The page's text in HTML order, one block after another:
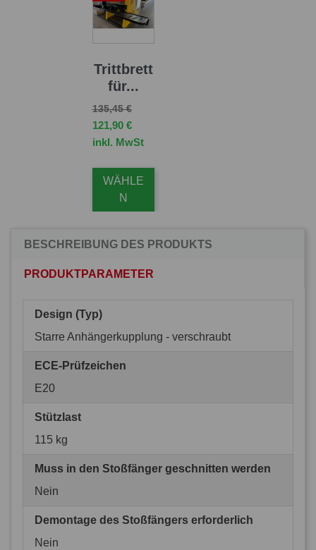
Trittbrett
für...
Verkaufspreis
135,45 €Preis
121,90 €
inkl. MwSt
WÄHLE
N
BESCHREIBUNG DES PRODUKTS
PRODUKTPARAMETER
Design (Typ)
Starre Anhängerkupplung - verschraubt
ECE-Prüfzeichen
E20
Stützlast
115 kg
Muss in den Stoßfänger geschnitten werden
Nein
Demontage des Stoßfängers erforderlich
Nein